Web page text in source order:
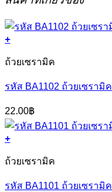
+
ถ้วยเซรามิค
รหัส BA1102 ถ้วยเซรามิค
22.00฿
+
ถ้วยเซรามิค
รหัส BA1101 ถ้วยเซรามิค